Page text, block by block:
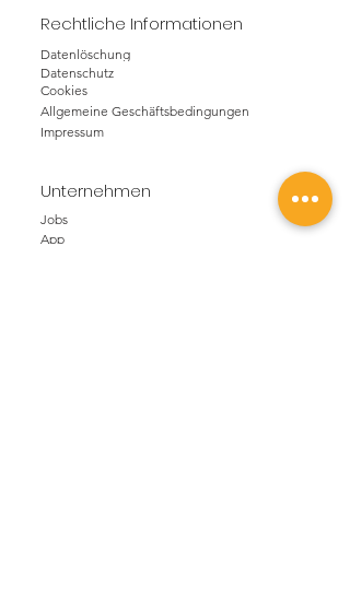
Rechtliche Informationen
Datenlöschung
Datenschutz
Cookies
Allgemeine Geschäftsbedingungen
Impressum
Unternehmen
Jobs
App